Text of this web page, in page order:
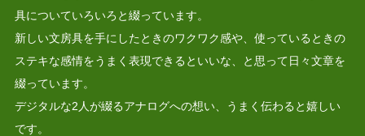
具についていろいろと綴っています。
新しい文房具を手にしたときのワクワク感や、使っているときの
ステキな感情をうまく表現できるといいな、と思って日々文章を
綴っています。
デジタルな2人が綴るアナログへの想い、うまく伝わると嬉しい
です。